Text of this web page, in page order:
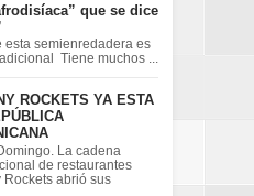
que se dice
esta semienredadera es
Tiene muchos ...
ROCKETS YA ESTA
La cadena
de restaurantes
Rockets abrió sus